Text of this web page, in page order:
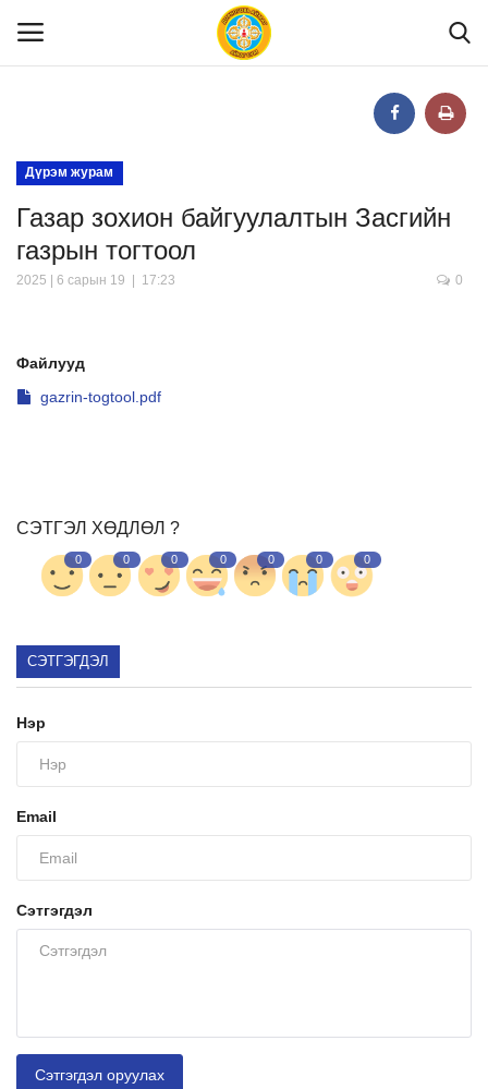
Танилцуулга
МЭДЭЭЛЭЛ
Холбоо барих
Дүрэм журам
Газар зохион байгуулалтын Засгийн
газрын тогтоол
2025 | 6 сарын 19 | 17:23 0
Файлууд
gazrin-togtool.pdf
СЭТГЭЛ ХӨДЛӨЛ ?
0 0 0 0 0 0 0
СЭТГЭГДЭЛ
Нэр
Email
Сэтгэгдэл
Сэтгэгдэл оруулах